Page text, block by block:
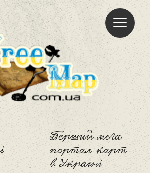
Freemap
Перший мега
портал карт
в Україні